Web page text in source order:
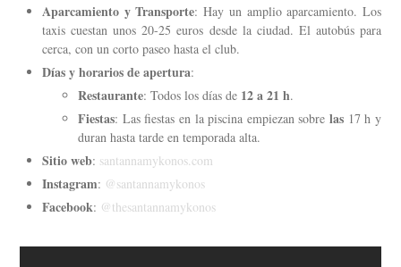
Aparcamiento y Transporte: Hay un amplio aparcamiento. Los
taxis cuestan unos 20-25 euros desde la ciudad. El autobús para
cerca, con un corto paseo hasta el club.
Días y horarios de apertura:
Restaurante: Todos los días de 12 a 21 h.
Fiestas: Las fiestas en la piscina empiezan sobrelas 17 h y
duran hasta tarde en temporada alta.
Sitio web: santannamykonos.com
Instagram: @santannamykonos
Facebook: @thesantannamykonos